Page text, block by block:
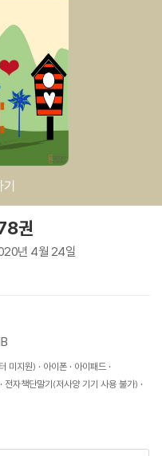
권
년 4월 24일
미지원) 아이폰
아이패드
전자책단말기(저사양 기기 사용 불가)